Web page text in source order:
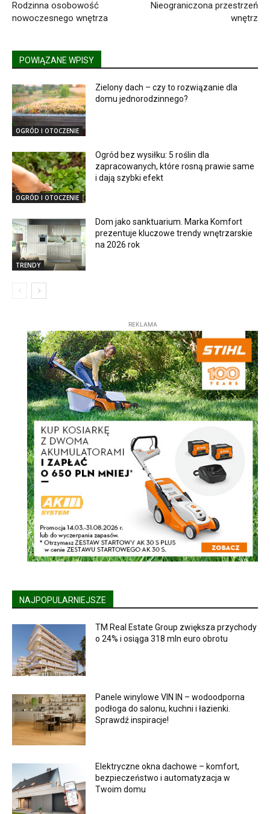
Rodzinna osobowość
nowoczesnego wnętrza
Nieograniczona przestrzeń
wnętrz
POWIĄZANE WPISY
OGRÓD I OTOCZENIE
Zielony dach – czy to rozwiązanie dla
domu jednorodzinnego?
OGRÓD I OTOCZENIE
Ogród bez wysiłku: 5 roślin dla
zapracowanych, które rosną prawie same
i dają szybki efekt
TRENDY
Dom jako sanktuarium. Marka Komfort
prezentuje kluczowe trendy wnętrzarskie
na 2026 rok
REKLAMA
NAJPOPULARNIEJSZE
TM Real Estate Group zwiększa przychody
o 24% i osiąga 318 mln euro obrotu
Panele winylowe VIN IN – wodoodporna
podłoga do salonu, kuchni i łazienki.
Sprawdź inspiracje!
Elektryczne okna dachowe – komfort,
bezpieczeństwo i automatyzacja w
Twoim domu